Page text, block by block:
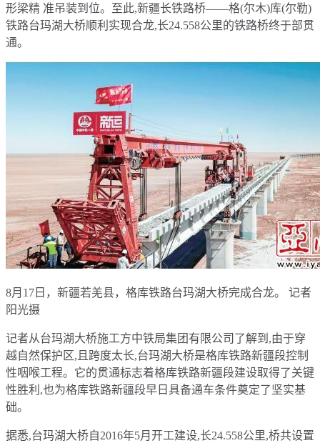
形梁精 准吊装到位。至此,新疆长铁路桥——格(尔木)库(尔勒)
铁路台玛湖大桥顺利实现合龙,长24.558公里的铁路桥终于部贯
通。
8月17日，新疆若羌县，格库铁路台玛湖大桥完成合龙。 记者
阳光摄
记者从台玛湖大桥施工方中铁局集团有限公司了解到,由于穿
越自然保护区,且跨度太长,台玛湖大桥是格库铁路新疆段控制
性咽喉工程。它的贯通标志着格库铁路新疆段建设取得了关键
性胜利,也为格库铁路新疆段早日具备通车条件奠定了坚实基
础。
据悉,台玛湖大桥自2016年5月开工建设,长24.558公里,桥共设置